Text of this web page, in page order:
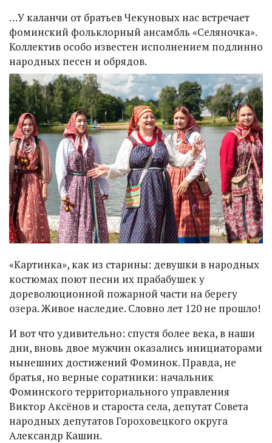
…У каланчи от братьев Чекуновых нас встречает
фоминский фольклорный ансамбль «Селяночка».
Коллектив особо известен исполнением подлинно
народных песен и обрядов.
«Картинка», как из старины: девушки в народных
костюмах поют песни их прабабушек у
дореволюционной пожарной части на берегу
озера. Живое наследие. Словно лет 120 не прошло!
И вот что удивительно: спустя более века, в наши
дни, вновь двое мужчин оказались инициаторами
нынешних достижений Фоминок. Правда, не
братья, но верные соратники: начальник
Фоминского территориального управления
Виктор Аксёнов и староста села, депутат Совета
народных депутатов Гороховецкого округа
Александр Кашин.